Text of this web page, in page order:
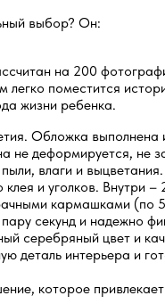
выбор? Он:
на 200
поместится
жизни ребенка.
Обложка выполнена
не деформируется, не
влаги и выцветания.
и уголков. Внутри
кармашками (по
секунд и надежно
серебряный цвет и
деталь интерьера и
которое